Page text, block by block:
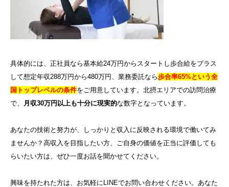
具体的には、正社員なら基本給24万円からスタートし歩合給をプラス
して想定年収288万円から480万円、業務委託なら歩合率65%という全
国トップレベルの条件をご用意しています。北摂エリアでの訪問治療
で、 月収30万円以上も十分に現実的な数字となっています。
あなたの技術と努力が、しっかりと収入に反映される環境で働いてみ
ませんか？高収入を目指したい方、ご自身の価値を正当に評価しても
らいたい方は、ぜひ一度お話を聞かせてください。
興味を持たれた方は、お気軽にLINEでお問い合わせください。あなた